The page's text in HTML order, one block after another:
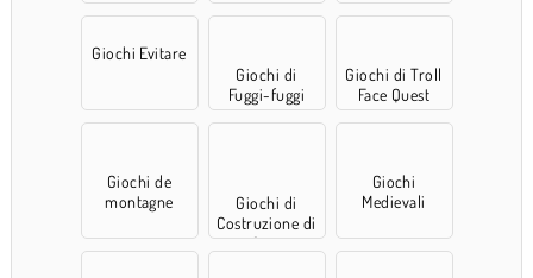
Giochi Evitare
Giochi di
Fuggi-fuggi
Giochi di Troll
Face Quest
Giochi de
montagne
Giochi di
Costruzione di
Città
Giochi
Medievali